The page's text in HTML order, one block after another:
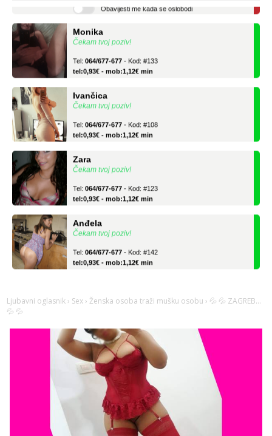
Čekam tvoj poziv!
tel:0,93€ - mob:1,12€ min
Čekam tvoj poziv!
tel:0,93€ - mob:1,12€ min
Čekam tvoj poziv!
tel:0,93€ - mob:1,12€ min
Čekam tvoj poziv!
tel:0,93€ - mob:1,12€ min
Tel: 064/677-677- Kod: #136
Obavijesti me kada se oslobodi
Monika
Čekam tvoj poziv!
064/677-677
- Kod: #133
tel:0,93€ - mob:1,12€ min
Ivančica
Čekam tvoj poziv!
Ljubavni oglasnik › Sex › Ženska osoba traži mušku osobu › 💦 💦 ZAGREB...
💦 💦